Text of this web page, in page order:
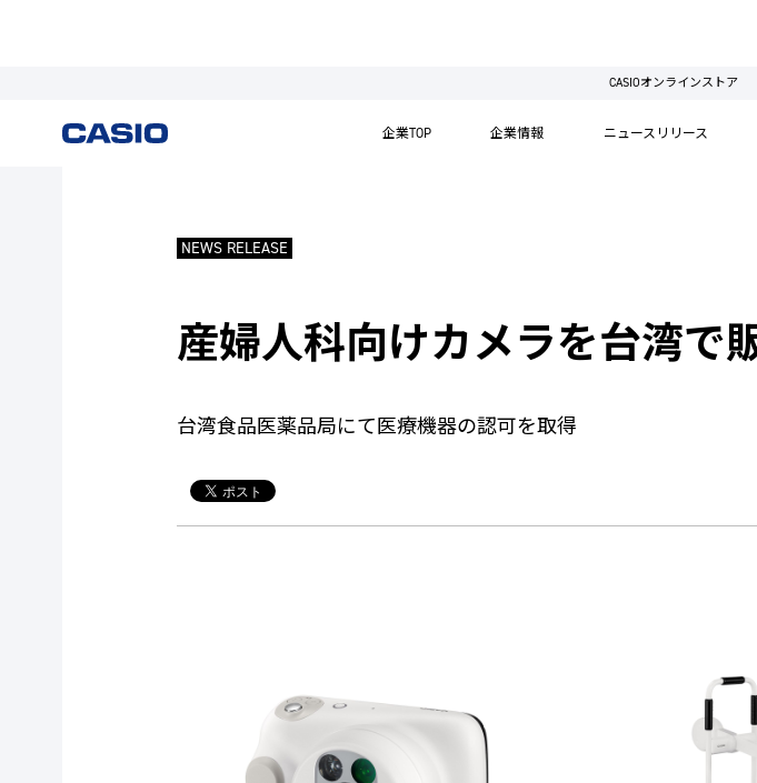
CASIOオンラインストア
企業TOP 企業情報 ニュースリリース
NEWS RELEASE
産婦人科向けカメラを台湾で
台湾食品医薬品局にて医療機器の認可を取得